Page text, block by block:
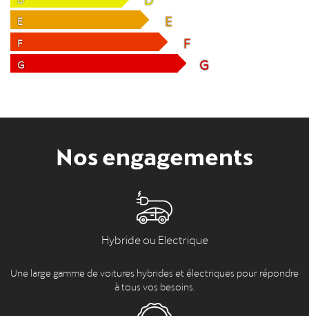
E E
F F
G G
Nos engagements
Hybride ou Electrique
Une large gamme de voitures hybrides et électriques pour répondre
à tous vos besoins.